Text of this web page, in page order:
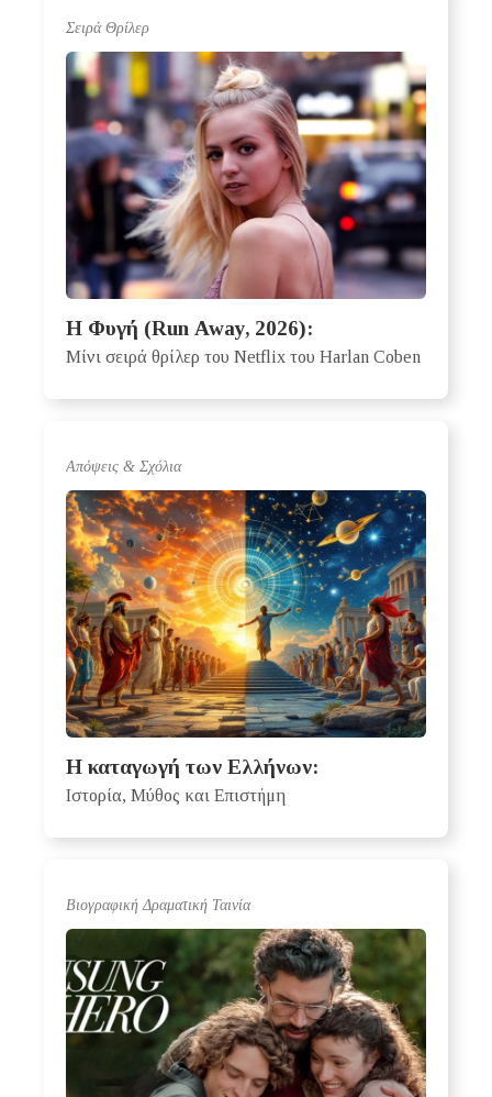
Σειρά Θρίλερ
Η Φυγή (Run Away, 2026):
Μίνι σειρά θρίλερ του Netflix του Harlan Coben
Απόψεις & Σχόλια
Η καταγωγή των Ελλήνων:
Ιστορία, Μύθος και Επιστήμη
Βιογραφική Δραματική Ταινία